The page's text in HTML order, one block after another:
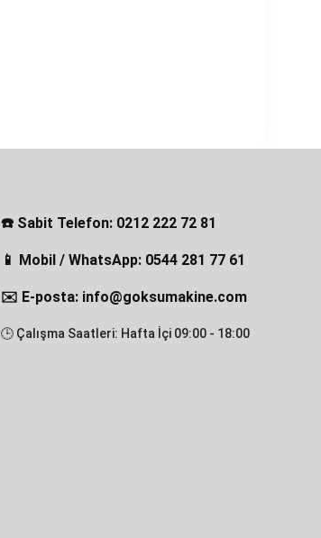
☎️ Sabit Telefon: 0212 222 72 81
📱 Mobil / WhatsApp: 0544 281 77 61
✉️ E-posta: info@goksumakine.com
🕒 Çalışma Saatleri: Hafta İçi 09:00 - 18:00